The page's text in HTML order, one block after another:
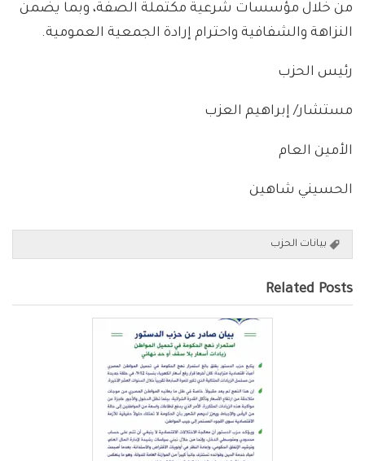
من خلال مؤسسات شرعية مكتملة الصفة، وبما يضمن
النزاهة والشفافية واحترام إرادة الجمعية العمومية.
رئيس الحزب
مستشار/ إبراهيم العزب
الأمين العام
الحسيني شاهين
بيانات الحزب
Related Posts